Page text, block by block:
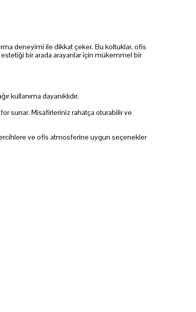
deneyimi ile dikkat çeker. Bu koltuklar, ofis
estetiği bir arada arayanlar için mükemmel bir
kullanıma dayanıklıdır.
sunar. Misafirleriniz rahatça oturabilir ve
ve ofis atmosferine uygun seçenekler